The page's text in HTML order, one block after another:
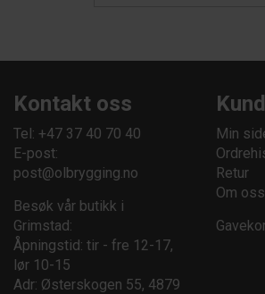
Kontakt oss
Tel: +47 37 40 70 40
E-post:
post@olbrygging.no
Besøk vår butikk i
Grimstad:
Åpningstid: tir - fre 12-17,
lør 10-15
Adr: Østerskogen 55, 4879
Min
Retur
Om oss